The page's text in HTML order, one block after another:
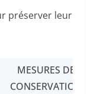
préserver leur
MESURES DE
CONSERVATION